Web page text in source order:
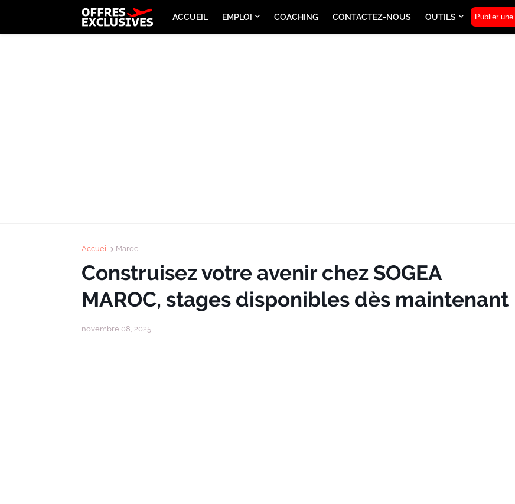
ACCUEIL EMPLOI COACHING CONTACTEZ-NOUS OUTILS Publier
Accueil Maroc
Construisez votre avenir chez SOGEA
MAROC, stages disponibles dès maintenant
novembre 08, 2025